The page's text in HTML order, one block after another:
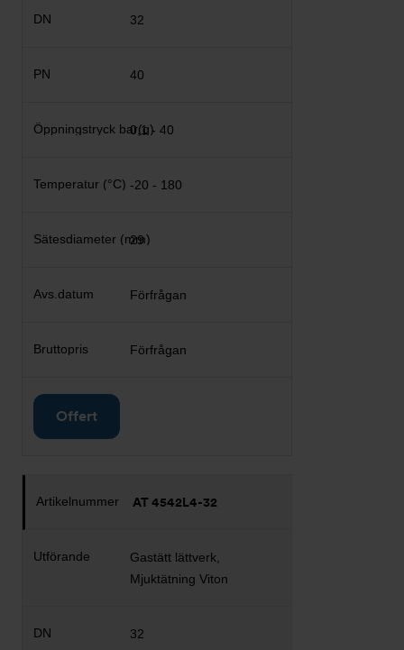
32
40
0,1 - 40
-20 - 180
29
Förfrågan
Förfrågan
Offert
AT 4542L4-32
Gastätt lättverk,
Mjuktätning Viton
32